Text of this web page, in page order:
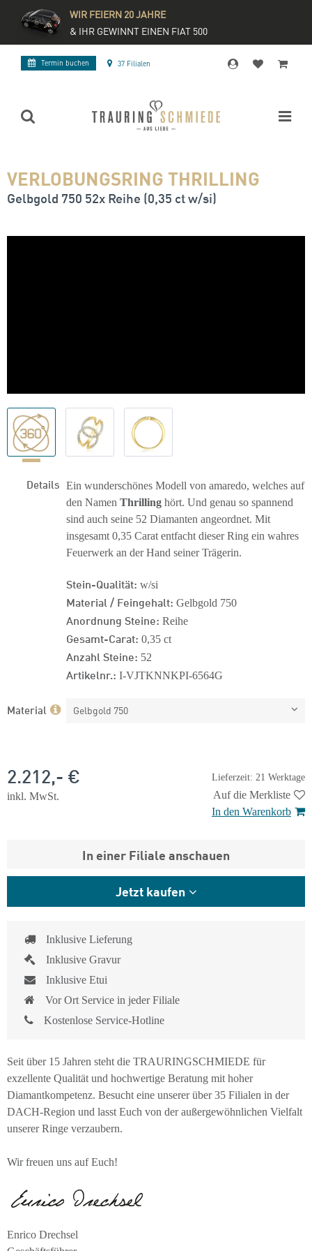
WIR FEIERN 20 JAHRE
& IHR GEWINNT EINEN FIAT 500
Termin buchen 37 Filialen
VERLOBUNGSRING THRILLING
Gelbgold 750 52x Reihe (0,35 ct w/si)
Details Ein wunderschönes Modell von amaredo, welches auf
den Namen Thrilling hört. Und genau so spannend
sind auch seine 52 Diamanten angeordnet. Mit
insgesamt 0,35 Carat entfacht dieser Ring ein wahres
Feuerwerk an der Hand seiner Trägerin.
Stein-Qualität: w/si
Material / Feingehalt: Gelbgold 750
Anordnung Steine: Reihe
Gesamt-Carat: 0,35 ct
Anzahl Steine: 52
Artikelnr.: I-VJTKNNKPI-6564G
Material Gelbgold 750
Lieferzeit: 21 Werktage
2.212,- €
inkl. MwSt.
Auf die Merkliste
In den Warenkorb
In einer Filiale anschauen
Jetzt kaufen
Inklusive Lieferung
Inklusive Gravur
Inklusive Etui
Vor Ort Service in jeder Filiale
Kostenlose Service-Hotline
Seit über 15 Jahren steht die TRAURINGSCHMIEDE für
exzellente Qualität und hochwertige Beratung mit hoher
Diamantkompetenz. Besucht eine unserer über 35 Filialen in der
DACH-Region und lasst Euch von der außergewöhnlichen Vielfalt
unserer Ringe verzaubern.
Wir freuen uns auf Euch!
Enrico Drechsel